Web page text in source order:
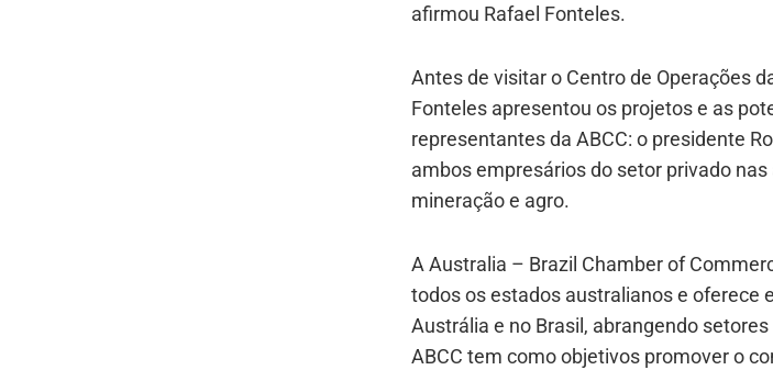
afirmou Rafael Fonteles.
Antes de visitar o Centro de Operações
Fonteles apresentou os projetos e as
representantes da ABCC: o presidente
ambos empresários do setor privado
mineração e agro.
A Australia – Brazil Chamber of
todos os estados australianos e oferece
Austrália e no Brasil, abrangendo
ABCC tem como objetivos promover o